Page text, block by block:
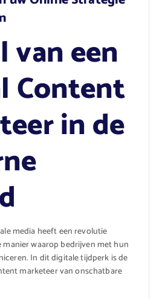
van een
Content
in de
media heeft een revolutie
waarop bedrijven met hun
In dit digitale tijdperk is de
marketeer van onschatbare